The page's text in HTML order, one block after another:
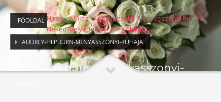
FŐOLDAL Hírek»A Világ 14 Leghíresebb Menyasszonyi Ruhája -
Neked melyik tetszik a legjobban?
AUDREY-HEPBURN-MENYASSZONYI-RUHAJA
audrey-hepburn-menyasszonyi-